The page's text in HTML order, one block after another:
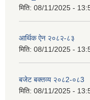
मिति: 08/11/2025 -
आर्थिक ऐन २०८२-८३
मिति: 08/11/2025 -
बजेट बक्तव्य २०८2-०८3
मिति: 08/11/2025 -